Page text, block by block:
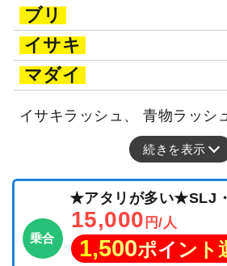
ブリ
イサキ
マダイ
イサキラッシュ、 青物ラッシ
続きを表示
乗合
★アタリが多い★SLJ
15,000 円/人
1,500ポイント